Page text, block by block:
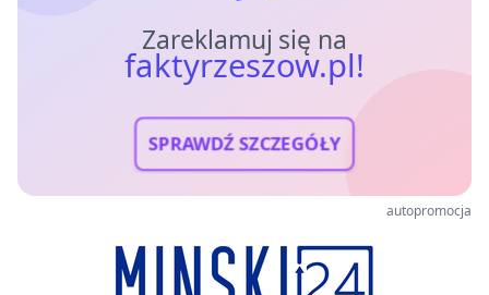
Zareklamuj się na
faktyrzeszow.pl!
SPRAWDŹ SZCZEGÓŁY
autopromocja